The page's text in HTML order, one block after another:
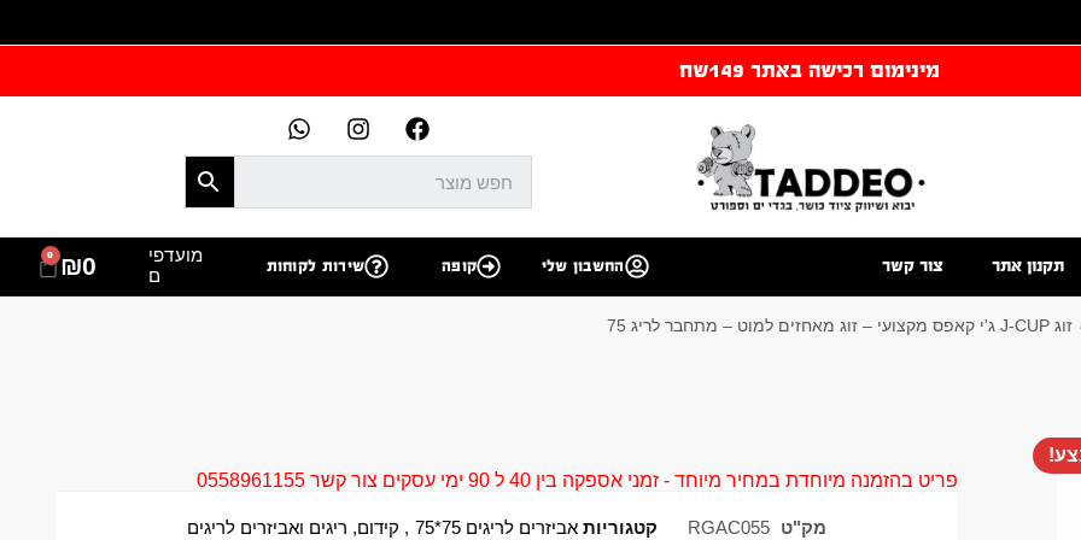
מינימום רכישה באתר 149שח
תקנון אתר צור קשר החשבון שלי קופה שירות לקוחות
מועדפי
ם
₪0
0
זוג J-CUP ג'י קאפס מקצועי – זוג מאחזים למוט – מתחבר לריג 75
פריט בהזמנה מיוחדת במחיר מיוחד - זמני אספקה בין 40 ל 90 ימי עסקים צור קשר 0558961155
מק"ט RGAC055 קטגוריות אביזרים לריגים 75*75 , קידום, ריגים ואביזרים לריגים